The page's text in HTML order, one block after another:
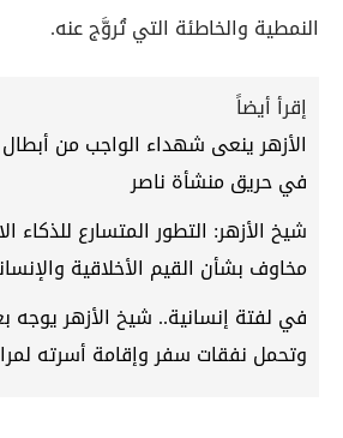
النمطية والخاطئة التي تُروَّج عنه.
إقرأ أيضاً
الأزهر ينعى شهداء الواجب من أبطال
في حريق منشأة ناصر
شيخ الأزهر: التطور المتسارع للذكاء
مخاوف بشأن القيم الأخلاقية
في لفتة إنسانية.. شيخ الأزهر يوجه
وتحمل نفقات سفر وإقامة أسرته